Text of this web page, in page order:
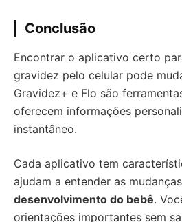
Conclusão
Encontrar o aplicativo certo
gravidez pelo celular pode
Gravidez+ e Flo são
oferecem informações
instantâneo.
Cada aplicativo tem
ajudam a entender as
desenvolvimento do bebê.
orientações importantes sem